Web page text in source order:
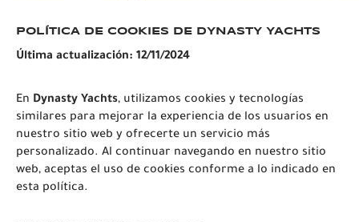
POLÍTICA DE COOKIES DE DYNASTY YACHTS
Última actualización: 12/11/2024
En Dynasty Yachts, utilizamos cookies y tecnologías
similares para mejorar la experiencia de los usuarios en
nuestro sitio web y ofrecerte un servicio más
personalizado. Al continuar navegando en nuestro sitio
web, aceptas el uso de cookies conforme a lo indicado en
esta política.